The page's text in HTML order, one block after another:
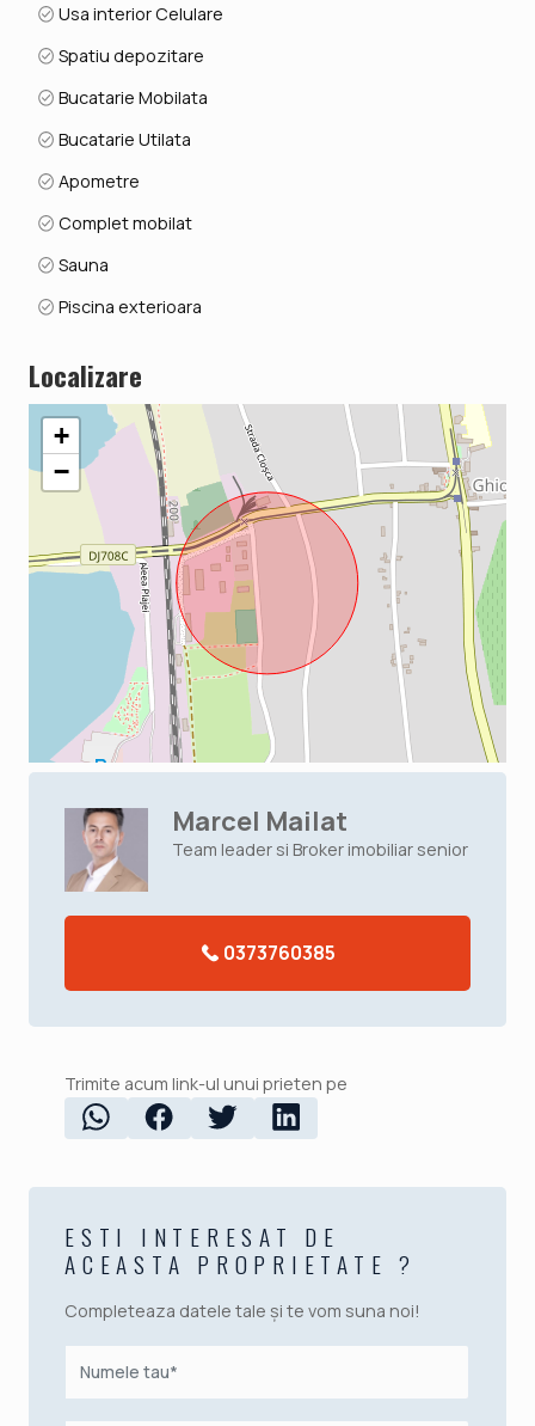
Usa interior Celulare
Spatiu depozitare
Bucatarie Mobilata
Bucatarie Utilata
Apometre
Complet mobilat
Sauna
Piscina exterioara
Localizare
+
−
Marcel Mailat
Team leader si Broker imobiliar senior
0373760385
Trimite acum link-ul unui prieten pe
ESTI INTERESAT DE
ACEASTA PROPRIETATE ?
Completeaza datele tale și te vom suna noi!